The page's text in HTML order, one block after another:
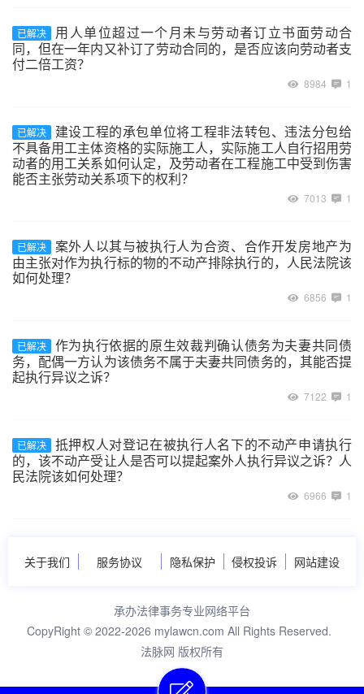
已解决
用人单位超过一个月未与劳动者订立书面劳动合
同，但在一年内又补订了劳动合同的，是否应该向劳动者支
付二倍工资？
8984 1
已解决
建设工程的承包单位将工程非法转包、违法分包给
不具备用工主体资格的实际施工人，实际施工人自行招用劳
动者的用工关系如何认定，及劳动者在工程施工中受到伤害
能否主张劳动关系项下的权利？
7013 1
已解决
案外人以其与被执行人为合资、合作开发房地产为
由主张对作为执行标的物的不动产排除执行的，人民法院该
如何处理？
6856 1
已解决
作为执行依据的原生效裁判确认债务为夫妻共同债
务，配偶一方认为该债务不属于夫妻共同债务的，其能否提
起执行异议之诉？
7122 1
已解决
抵押权人对登记在被执行人名下的不动产申请执行
的，该不动产受让人是否可以提起案外人执行异议之诉？人
民法院该如何处理？
6966 1
关于我们 服务协议 隐私保护 侵权投诉 网站建设
承办法律事务专业网络平台
CopyRight © 2022-2026 mylawcn.com All Rights Reserved.
法脉网 版权所有